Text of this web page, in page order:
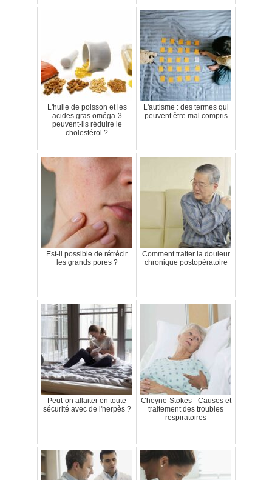
L'huile de poisson et les
acides gras oméga-3
peuvent-ils réduire le
cholestérol ?
L'autisme : des termes qui
peuvent être mal compris
Est-il possible de rétrécir
les grands pores ?
Comment traiter la douleur
chronique postopératoire
Peut-on allaiter en toute
sécurité avec de l'herpès ?
Cheyne-Stokes - Causes et
traitement des troubles
respiratoires